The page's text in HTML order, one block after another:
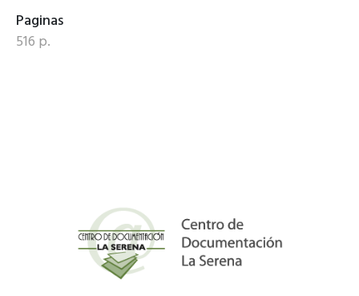
Paginas
516 p.